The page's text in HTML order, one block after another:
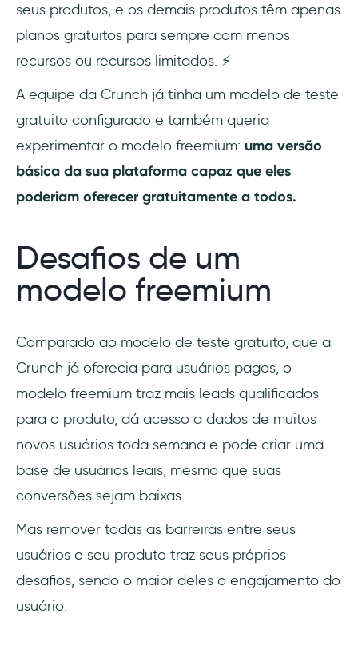
seus produtos, e os demais produtos têm apenas
planos gratuitos para sempre com menos
recursos ou recursos limitados. ⚡
A equipe da Crunch já tinha um modelo de teste
gratuito configurado e também queria
experimentar o modelo freemium: uma versão
básica da sua plataforma capaz que eles
poderiam oferecer gratuitamente a todos.
Desafios de um
modelo freemium
Comparado ao modelo de teste gratuito, que a
Crunch já oferecia para usuários pagos, o
modelo freemium traz mais leads qualificados
para o produto, dá acesso a dados de muitos
novos usuários toda semana e pode criar uma
base de usuários leais, mesmo que suas
conversões sejam baixas.
Mas remover todas as barreiras entre seus
usuários e seu produto traz seus próprios
desafios, sendo o maior deles o engajamento do
usuário: